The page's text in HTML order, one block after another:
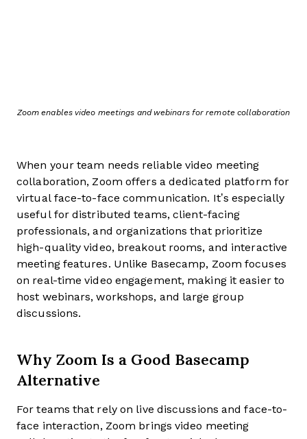
Zoom enables video meetings and webinars for remote collaboration
When your team needs reliable video meeting
collaboration, Zoom offers a dedicated platform for
virtual face-to-face communication. It’s especially
useful for distributed teams, client-facing
professionals, and organizations that prioritize
high-quality video, breakout rooms, and interactive
meeting features. Unlike Basecamp, Zoom focuses
on real-time video engagement, making it easier to
host webinars, workshops, and large group
discussions.
Why Zoom Is a Good Basecamp
Alternative
For teams that rely on live discussions and face-to-
face interaction, Zoom brings video meeting